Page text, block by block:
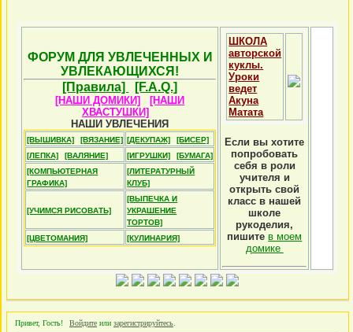
ФОРУМ ДЛЯ УВЛЕЧЕННЫХ И
УВЛЕКАЮЩИХСЯ!
[Правила]
[F.A.Q.]
[НАШИ ДОМИКИ]
[НАШИ
ХВАСТУШКИ]
НАШИ УВЛЕЧЕНИЯ
[ВЫШИВКА] [ВЯЗАНИЕ] [ДЕКУПАЖ]
[БИСЕР]
[ЛЕПКА]
[ВАЛЯНИЕ] [ИГРУШКИ]
[БУМАГА]
[КОМПЬЮТЕРНАЯ
ГРАФИКА]
[ЛИТЕРАТУРНЫЙ
КЛУБ]
[УЧИМСЯ РИСОВАТЬ]
[ВЫПЕЧКА И
УКРАШЕНИЕ
ТОРТОВ]
[ЦВЕТОМАНИЯ]
[КУЛИНАРИЯ]
ШКОЛА
авторской
куклы.
Уроки
ведет
Акуна
Матата
Если вы хотите
попробовать
себя в роли
учителя и
открыть свой
класс в нашей
школе
рукоделия,
пишите в моем
домике
Привет, Гость! Войдите или зарегистрируйтесь